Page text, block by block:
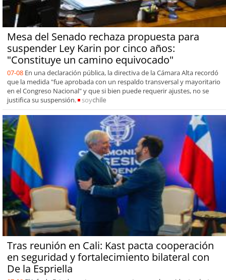
Mesa del Senado rechaza propuesta para
suspender Ley Karin por cinco años:
"Constituye un camino equivocado"
07-08 En una declaración pública, la directiva de la Cámara Alta recordó
que la medida "fue aprobada con un respaldo transversal y mayoritario
en el Congreso Nacional" y que si bien puede requerir ajustes, no se
justifica su suspensión.
soychile
Tras reunión en Cali: Kast pacta cooperación
en seguridad y fortalecimiento bilateral con
De la Espriella